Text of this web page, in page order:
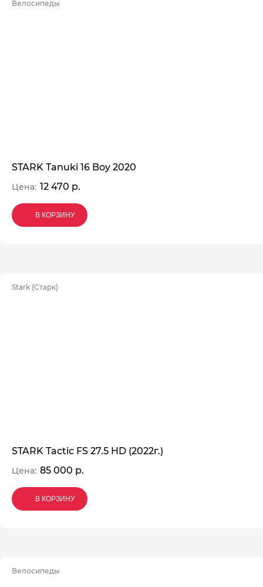
Велосипеды
STARK Tanuki 16 Boy 2020
Цена: 12 470 р.
В КОРЗИНУ
В КОРЗИНУ
В КОРЗИНУ
Stark (Старк)
STARK Tactic FS 27.5 HD (2022г.)
Цена: 85 000 р.
В КОРЗИНУ
В КОРЗИНУ
В КОРЗИНУ
Велосипеды